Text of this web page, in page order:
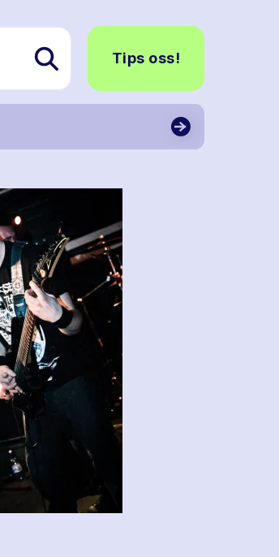
Tips oss!